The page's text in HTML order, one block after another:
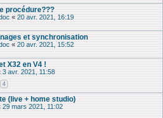
procédure???
« 20 avr. 2021, 16:19
et synchronisation
« 20 avr. 2021, 15:52
X32 en V4 !
3 avr. 2021, 11:58
4
(live + home studio)
29 mars 2021, 11:02